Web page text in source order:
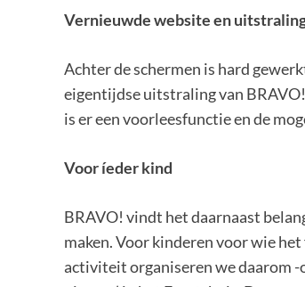
Vernieuwdewebsiteen
Achter de schermen is hard
eigentijdse uitstraling van
is er een voorleesfunctie en de
Vooríeder kind
BRAVO! vindt het daarnaast
maken. Voor kinderen voor wie
activiteit organiseren we daarom -